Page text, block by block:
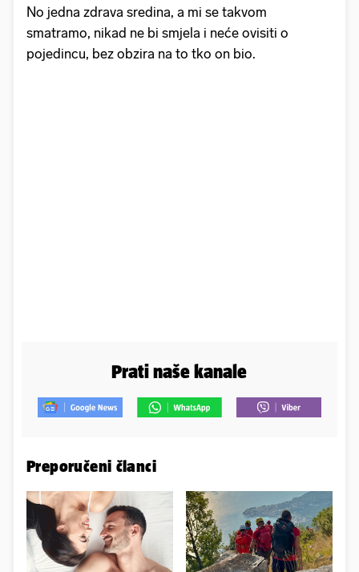
No jedna zdrava sredina, a mi se takvom
smatramo, nikad ne bi smjela i neće ovisiti o
pojedincu, bez obzira na to tko on bio.
Prati naše kanale
Preporučeni članci